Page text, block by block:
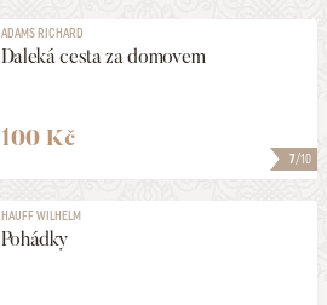
7/10
ADAMS RICHARD
Daleká cesta za domovem
100 Kč
HAUFF WILHELM
Pohádky